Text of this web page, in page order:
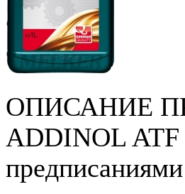
ОПИСАНИЕ
ADDINOL ATF